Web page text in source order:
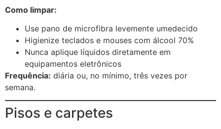
Como limpar:
Use pano de microfibra levemente umedecido
Higienize teclados e mouses com álcool 70%
Nunca aplique líquidos diretamente em
equipamentos eletrônicos
Frequência: diária ou, no mínimo, três vezes por
semana.
Pisos e carpetes